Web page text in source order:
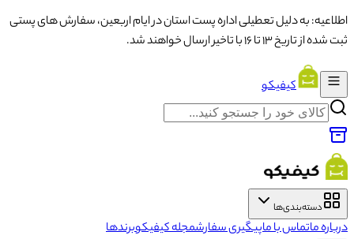
اطلاعیه: به دلیل تعطیلی اداره پست استان در ایام اربعین، سفارش های پستی
ثبت شده از تاریخ ۱۳ تا ۱۶ با تاخیر ارسال خواهند شد.
کیفیکو
دسته‌بندی‌ها
درباره ماتماس با ماپیگیری سفارشمجله کیفیکوبرندها